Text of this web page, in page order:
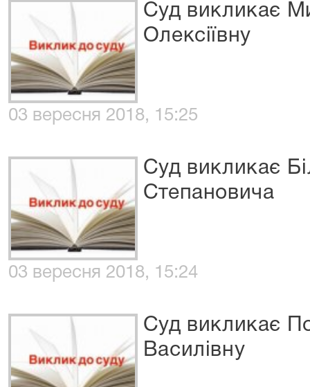
Суд викликає
Олексіївну
03 вересня 2018, 15:25
Суд викликає
Степановича
03 вересня 2018, 15:24
Суд викликає
Василівну